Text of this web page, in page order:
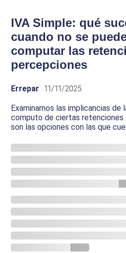
IVA Simple: qué
cuando no se
computar las
percepciones
Errepar 11/11/2025
Examinamos las implicancias de
computo de ciertas retenciones
son las opciones con las que